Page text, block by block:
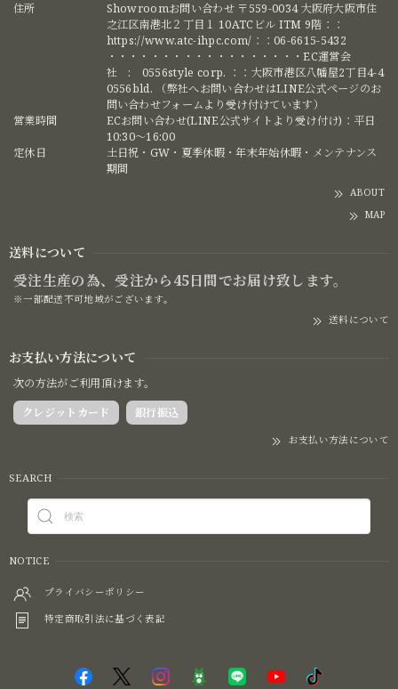
住所
Showroomお問い合わせ 〒559-0034 大阪府大阪市住
之江区南港北２丁目１ 10ATCビル ITM 9階：：
https://www.atc-ihpc.com/：：06-6615-5432
・・・・・・・・・・・・・・・・・・EC運営会
社 : 0556style corp. ：：大阪市港区八幡屋2丁目4-4
0556bld. （弊社へお問い合わせはLINE公式ページのお
問い合わせフォームより受け付けています）
営業時間
ECお問い合わせ(LINE公式サイトより受け付け)：平日
10:30〜16:00
定休日
土日祝・GW・夏季休暇・年末年始休暇・メンテナンス
期間
ABOUT
MAP
送料について
受注生産の為、受注から45日間でお届け致します。
※一部配送不可地域がございます。
送料について
お支払い方法について
次の方法がご利用頂けます。
クレジットカード
銀行振込
お支払い方法について
SEARCH
NOTICE
プライバシーポリシー
特定商取引法に基づく表記